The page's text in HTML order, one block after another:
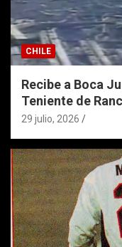
CHILE
Recibe a Boca
Teniente de
29 julio, 2026